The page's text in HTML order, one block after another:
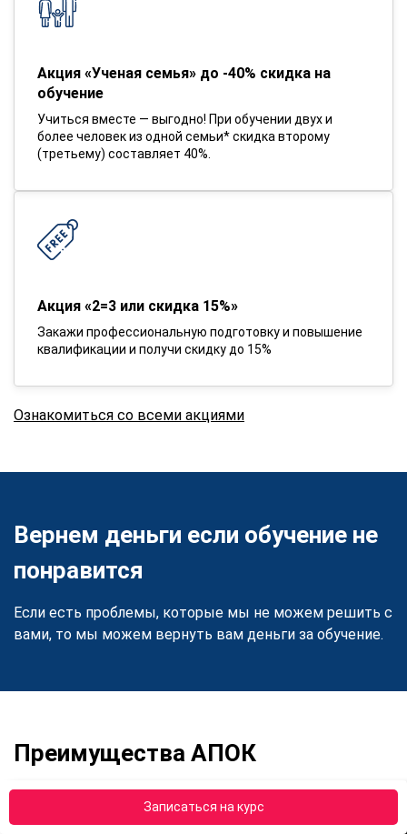
Записаться на курс
Акция «Ученая семья» до -40% скидка на
обучение
Учиться вместе — выгодно! При обучении двух и
более человек из одной семьи* скидка второму
(третьему) составляет 40%.
Акция «2=3 или скидка 15%»
Закажи профессиональную подготовку и повышение
квалификации и получи скидку до 15%
Ознакомиться со всеми акциями
Вернем деньги если обучение не
понравится
Если есть проблемы, которые мы не можем решить с
вами, то мы можем вернуть вам деньги за обучение.
Преимущества АПОК